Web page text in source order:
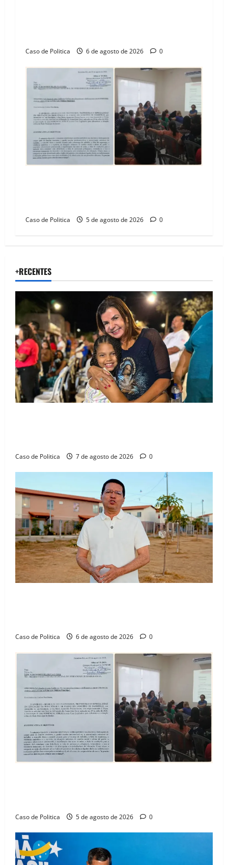
Caso de Politica 6 de agosto de 2026 0
Caso de Politica 5 de agosto de 2026 0
+RECENTES
Caso de Politica 7 de agosto de 2026 0
Caso de Politica 6 de agosto de 2026 0
Caso de Politica 5 de agosto de 2026 0